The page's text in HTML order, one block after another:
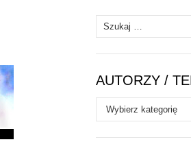
Szukaj:
AUTORZY /
Autorzy
/
Tematy